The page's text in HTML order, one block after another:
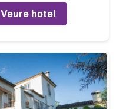
Veure hotel